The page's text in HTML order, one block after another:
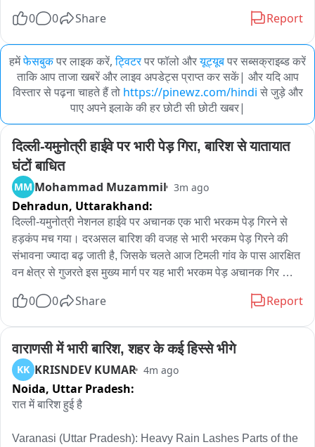
0 0 Share Report
हमेंफेसबुकपर लाइक करें, ट्विटरपर फॉलो औरयूट्यूबपर सब्सक्राइब्ड करें
ताकि आप ताजा खबरें और लाइव अपडेट्स प्राप्त कर सकें| और यदि आप
विस्तार से पढ़ना चाहते हैं तो https://pinewz.com/hindi से जुड़े और
पाए अपने इलाके की हर छोटी सी छोटी खबर|
दिल्ली-यमुनोत्री हाईवे पर भारी पेड़ गिरा, बारिश से यातायात
घंटों बाधित
MM Mohammad Muzammil 3m ago
Dehradun, Uttarakhand:
दिल्ली-यमुनोत्री नेशनल हाईवे पर अचानक एक भारी भरकम पेड़ गिरने से
हड़कंप मच गया। दरअसल बारिश की वजह से भारी भरकम पेड़ गिरने की
संभावना ज्यादा बढ़ जाती है, जिसके चलते आज टिमली गांव के पास आरक्षित
वन क्षेत्र से गुजरते इस मुख्य मार्ग पर यह भारी भरकम पेड़ अचानक गिर
में नहीं आया। खबर मिलते ही वन विभाग की टीम मौके पर पहुंची और मशीनों
इस दौरान सड़क पर वाहनों के पहिए कुछ देर के लिए थम गए। वन विभाग की
टीम ने मजदूरों की मदद से काफी मशक्कत के बाद इस भारी भरकम पेड़ को
मुख्य मार्ग से हटाने में सफलता हासिल कर ली, जिसके बाद यातायात
व्यवस्था सुचारू हो सकी।
0 0 Share Report
वाराणसी में भारी बारिश, शहर के कई हिस्से भीगे
KK KRISNDEV KUMAR 4m ago
Noida, Uttar Pradesh:
रात में बारिश हुई है
Varanasi (Uttar Pradesh): Heavy Rain Lashes Parts of the